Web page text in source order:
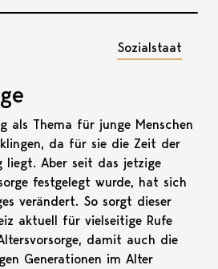
Sozialstaat
als Thema für junge Menschen
da für sie die Zeit der
liegt. Aber seit das jetzige
festgelegt wurde, hat sich
verändert. So sorgt dieser
aktuell für vielseitige Rufe
damit auch die
Generationen im Alter